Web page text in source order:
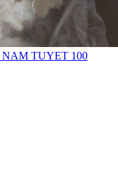
NAM TUYET 100